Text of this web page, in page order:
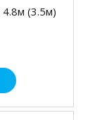
(3.5м)